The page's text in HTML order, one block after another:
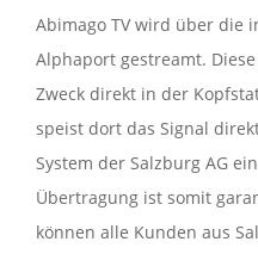
Abimago TV wird über die
Alphaport gestreamt.
Zweck direkt in der
speist dort das Signal
System der Salzburg AG
Übertragung ist somit
können alle Kunden aus